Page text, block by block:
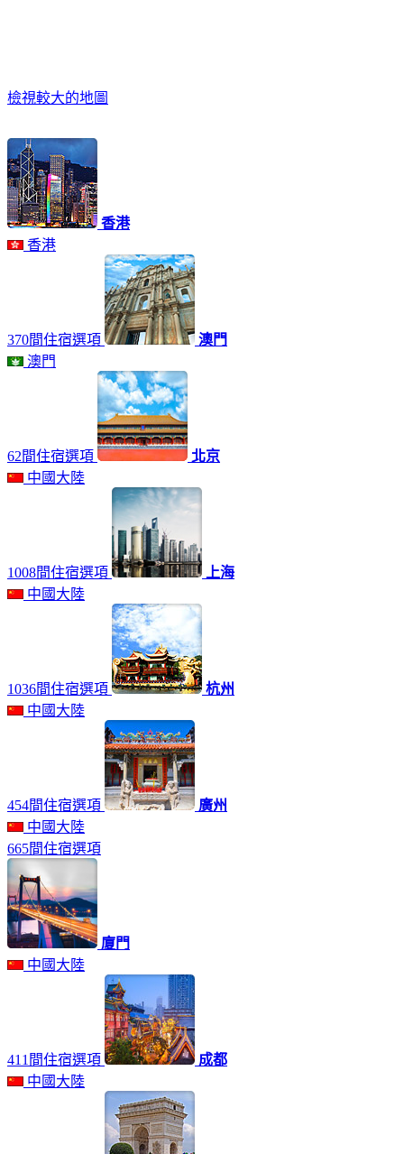
檢視較大的地圖
香港
香港
370間住宿選項
澳門
澳門
62間住宿選項
北京
中國大陸
1008間住宿選項
上海
中國大陸
1036間住宿選項
杭州
中國大陸
454間住宿選項
廣州
中國大陸
665間住宿選項
廈門
中國大陸
411間住宿選項
成都
中國大陸